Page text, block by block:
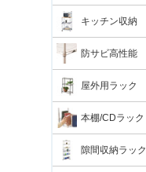
キッチン収納
防サビ高性能
屋外用ラック
本棚/CDラック
隙間収納ラック